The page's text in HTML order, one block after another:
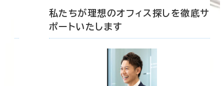
私たちが理想のオフィス探しを徹底サ
ポートいたします